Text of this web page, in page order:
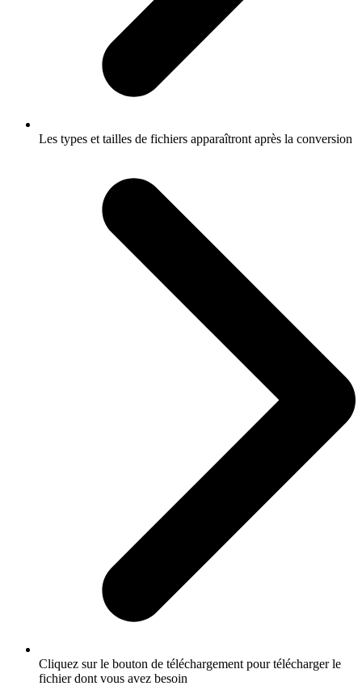
Les types et tailles de fichiers apparaîtront après la conversion
Cliquez sur le bouton de téléchargement pour télécharger le
fichier dont vous avez besoin